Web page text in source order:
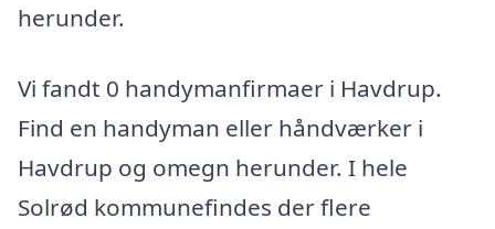
herunder.
Vi fandt 0 handymanfirmaer i Havdrup.
Find en handyman eller håndværker i
Havdrup og omegn herunder. I hele
Solrød kommunefindes der flere